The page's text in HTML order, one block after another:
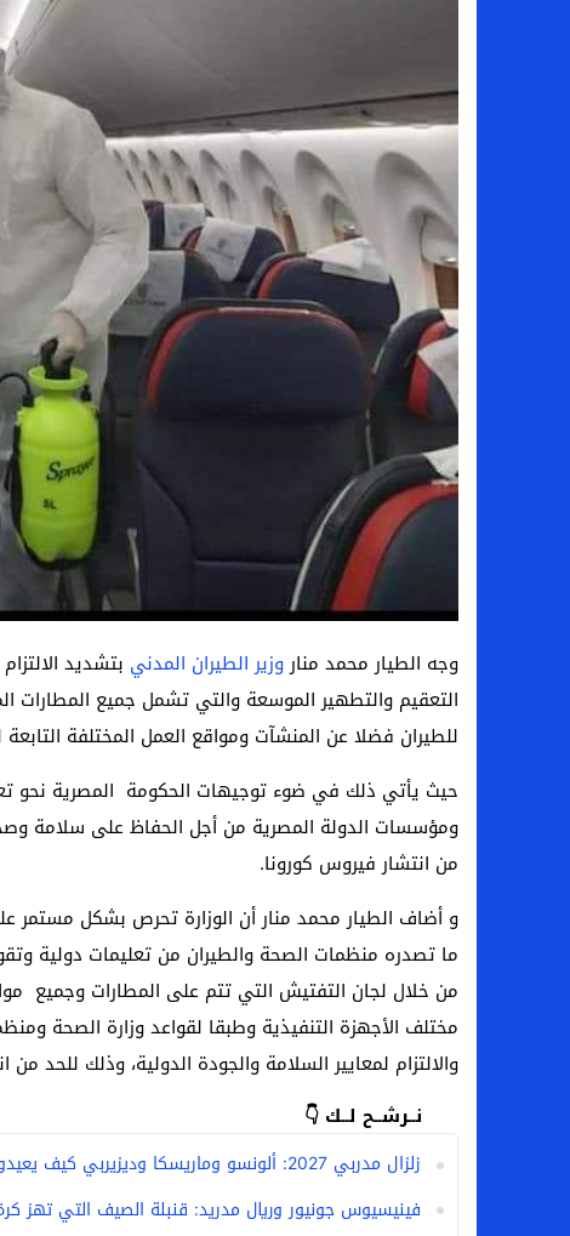
بعد فسخ عقده.. حصاد وأرقام سيف الدين
السيرة الذاتية للدكتورة آيات حسن شمس الدين
سامو كوستا في معسكر النصر السعودي.. هل
إنهاء تعاقد سيف الدين الجزيري مع الزمالك رسميًا
وجه الطيار محمد مناروزير الطيران المدني بتشديد
التعقيم والتطهير الموسعة والتي تشمل جميع المطارات
للطيران فضلا عن المنشآت ومواقع العمل المختلفة التابعة
حيث يأتي ذلك في ضوء توجيهات الحكومة المصرية نحو
ومؤسسات الدولة المصرية من أجل الحفاظ على سلامة
من انتشار فيروس كورونا.
و أضاف الطيار محمد منار أن الوزارة تحرص بشكل مستمر
ما تصدره منظمات الصحة والطيران من تعليمات دولية
من خلال لجان التفتيش التي تتم على المطارات وجميع
مختلف الأجهزة التنفيذية وطبقا لقواعد وزارة الصحة
والالتزام لمعايير السلامة والجودة الدولية، وذلك للحد
نــرشــح لــك 👇
زلزال مدربي 2027: ألونسو وماريسكا وديزيربي كيف يعيدون رسم خريطة الكرة الأوروبية هذا الموسم؟
فينيسيوس جونيور وريال مدريد: قنبلة الصيف التي تهز كرة